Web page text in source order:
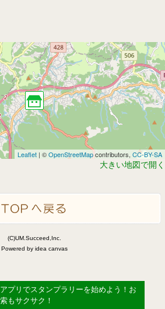
Leaflet | ©OpenStreetMapcontributors, CC-BY-SA
大きい地図で開く
(C)UM.Succeed,Inc.
Powered by idea canvas
プリでスタンプラリーを始めよう！お
もサクサク！